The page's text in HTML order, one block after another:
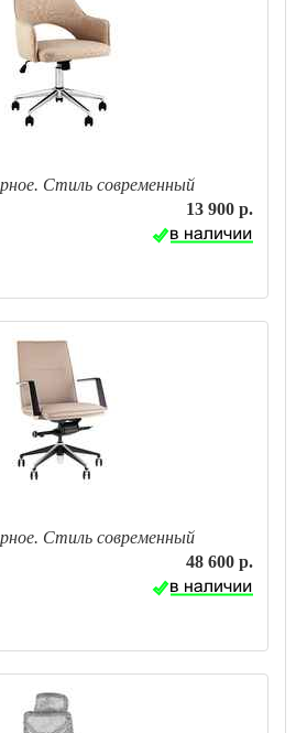
Стиль современный
13 900 р.
Стиль современный
48 600 р.